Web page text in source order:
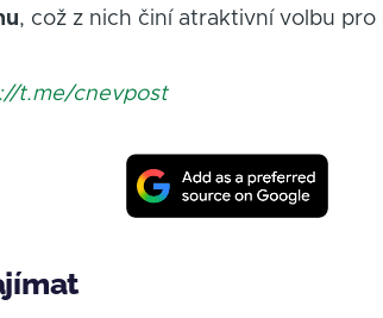
, což z nich činí atraktivní volbu pro
t.me/cnevpost